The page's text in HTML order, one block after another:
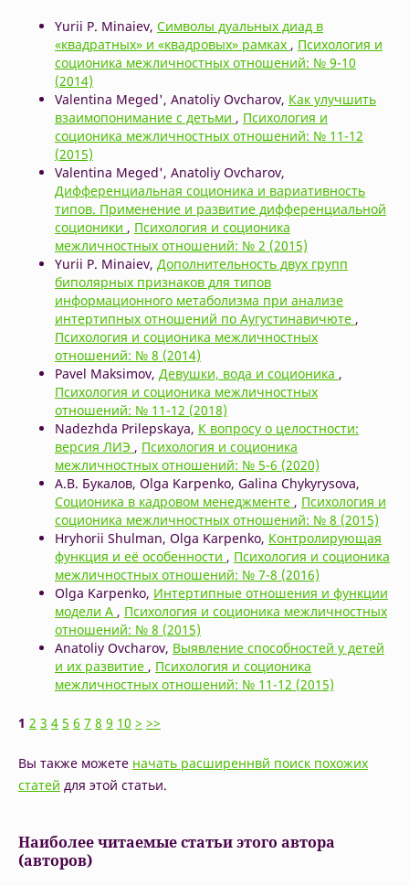
Yurii P. Minaiev, Символы дуальных диад в
«квадратных» и «квадровых» рамках , Психология и
соционика межличностных отношений: № 9-10
(2014)
Valentina Meged', Anatoliy Ovcharov, Как улучшить
взаимопонимание с детьми , Психология и
соционика межличностных отношений: № 11-12
(2015)
Valentina Meged', Anatoliy Ovcharov,
Дифференциальная соционика и вариативность
типов. Применение и развитие дифференциальной
соционики , Психология и соционика
межличностных отношений: № 2 (2015)
Yurii P. Minaiev, Дополнительность двух групп
биполярных признаков для типов
информационного метаболизма при анализе
интертипных отношений по Аугустинавичюте ,
Психология и соционика межличностных
отношений: № 8 (2014)
Pavel Maksimov, Девушки, вода и соционика ,
Психология и соционика межличностных
отношений: № 11-12 (2018)
Nadezhda Prilepskaya, К вопросу о целостности:
версия ЛИЭ , Психология и соционика
межличностных отношений: № 5-6 (2020)
А.В. Букалов, Olga Karpenko, Galina Chykyrysova,
Соционика в кадровом менеджменте , Психология и
соционика межличностных отношений: № 8 (2015)
Hryhorii Shulman, Olga Karpenko, Контролирующая
функция и её особенности , Психология и соционика
межличностных отношений: № 7-8 (2016)
Olga Karpenko, Интертипные отношения и функции
модели А , Психология и соционика межличностных
отношений: № 8 (2015)
Anatoliy Ovcharov, Выявление способностей у детей
и их развитие , Психология и соционика
межличностных отношений: № 11-12 (2015)
1 2 3 4 5 6 7 8 9 10 > >>
Вы также можете начать расширеннвй поиск похожих
статей для этой статьи.
Наиболее читаемые статьи этого автора
(авторов)